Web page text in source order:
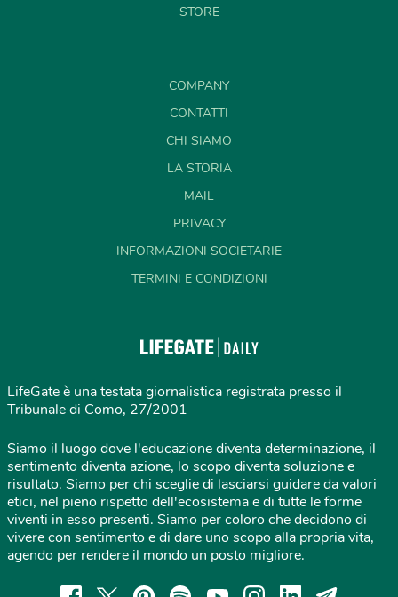
STORE
COMPANY
CONTATTI
CHI SIAMO
LA STORIA
MAIL
PRIVACY
INFORMAZIONI SOCIETARIE
TERMINI E CONDIZIONI
LifeGate è una testata giornalistica registrata presso il
Tribunale di Como, 27/2001
Siamo il luogo dove l'educazione diventa determinazione, il
sentimento diventa azione, lo scopo diventa soluzione e
risultato. Siamo per chi sceglie di lasciarsi guidare da valori
etici, nel pieno rispetto dell'ecosistema e di tutte le forme
viventi in esso presenti. Siamo per coloro che decidono di
vivere con sentimento e di dare uno scopo alla propria vita,
agendo per rendere il mondo un posto migliore.